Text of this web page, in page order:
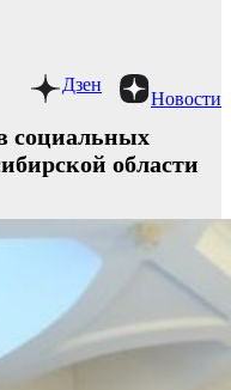
Новости
Дзен
социальных
области